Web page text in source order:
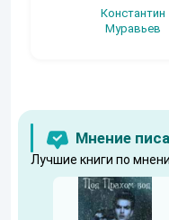
Константин
Муравьев
Мнение
Лучшие книги по